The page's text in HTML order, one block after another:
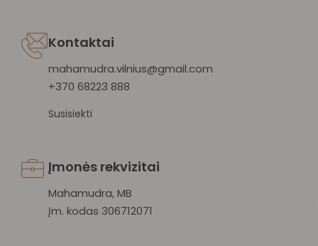
Kontaktai
mahamudra.vilnius@gmail.com
+370 68223 888
Susisiekti
Įmonės rekvizitai
Mahamudra, MB
Įm. kodas 306712071